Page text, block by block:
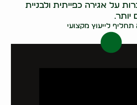
על אגירה כפייתית ולבניית
יותר.
לייעוץ מקצועי